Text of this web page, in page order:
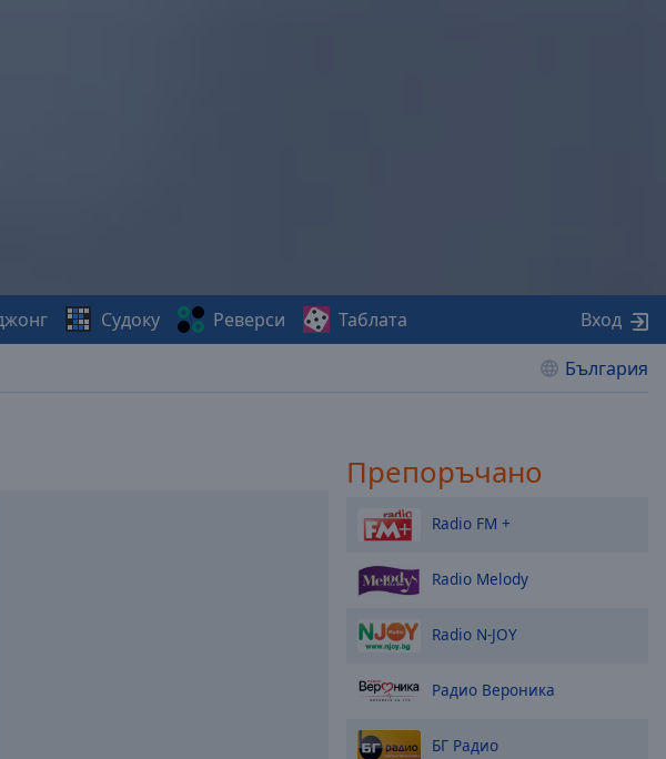
България
Судоку Реверси Таблата Вход
Препоръчано
Radio FM +
Radio Melody
Radio N-JOY
Радио Вероника
БГ Радио